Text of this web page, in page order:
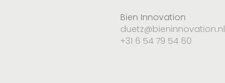
Bien Innovation
duetz@bieninnovation.nl
+31 6 54 79 54 60